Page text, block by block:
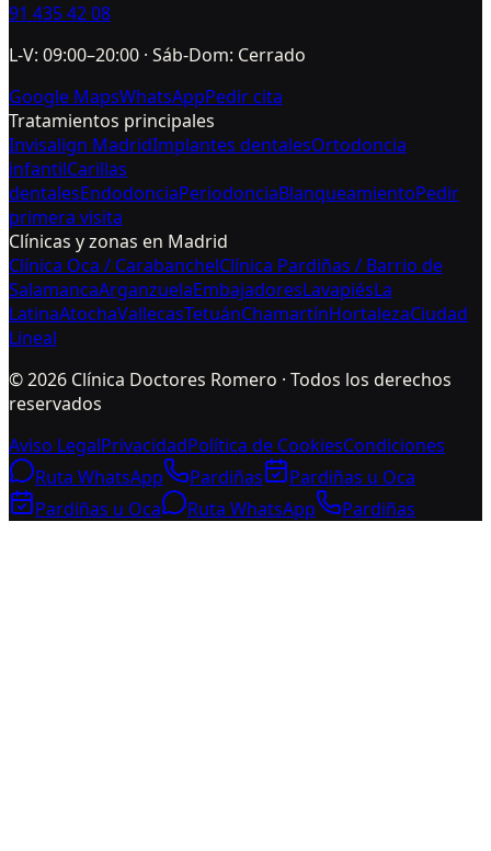
91 435 42 08
L-V: 09:00–20:00 · Sáb-Dom: Cerrado
Google MapsWhatsAppPedir cita
Tratamientos principales
Invisalign MadridImplantes dentalesOrtodoncia
infantilCarillas
dentalesEndodonciaPeriodonciaBlanqueamientoPedir
primera visita
Clínicas y zonas en Madrid
Clínica Oca / CarabanchelClínica Pardiñas / Barrio de
SalamancaArganzuelaEmbajadoresLavapiésLa
LatinaAtochaVallecasTetuánChamartínHortalezaCiudad
Lineal
©2026 Clínica Doctores Romero · Todos los derechos
reservados
Aviso LegalPrivacidadPolítica de CookiesCondiciones
Ruta WhatsApp
Pardiñas
Pardiñas u Oca
Pardiñas u Oca
Ruta WhatsApp Pardiñas